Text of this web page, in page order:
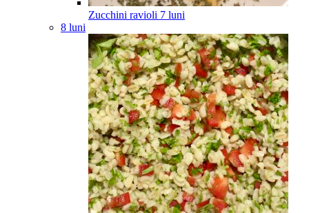
Zucchini ravioli 7 luni
8 luni